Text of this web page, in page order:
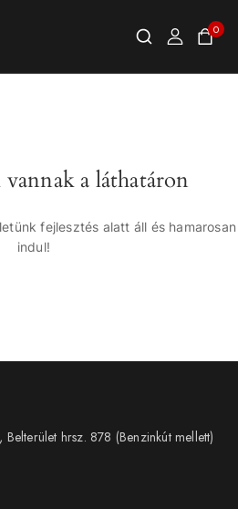
0
a láthatáron
fejlesztés alatt áll és hamarosan
indul!
hrsz. 878 (Benzinkút mellett)